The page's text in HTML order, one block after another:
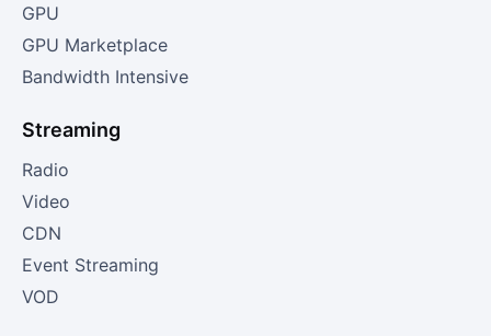
GPU
GPU Marketplace
Bandwidth Intensive
Streaming
Radio
Video
CDN
Event Streaming
VOD